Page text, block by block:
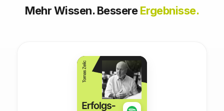
Mehr Wissen. BessereErgebnisse.